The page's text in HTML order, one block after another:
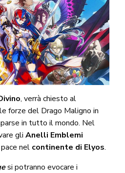
, verrà chiesto al
forze del Drago Maligno in
in tutto il mondo. Nel
gliAnelli Emblemi
nel continente di Elyos.
si potranno evocare i